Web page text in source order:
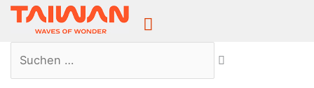
Above
Suchen …